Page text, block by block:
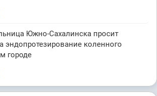
Южно-Сахалинска просит
эндопротезирование коленного
городе